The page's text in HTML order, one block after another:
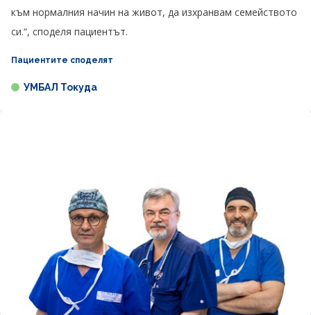
към нормалния начин на живот, да изхранвам семейството
си.“, споделя пациентът.
Пациентите споделят
УМБАЛ Токуда